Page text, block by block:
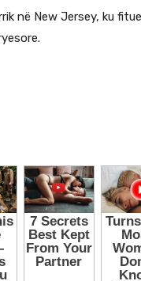
në New Jersey, ku